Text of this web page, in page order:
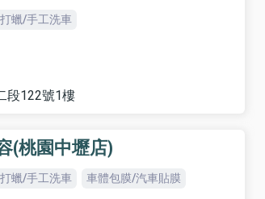
蠟/手工洗車
段122號1樓
(桃園中壢店)
蠟/手工洗車 車體包膜/汽車貼膜